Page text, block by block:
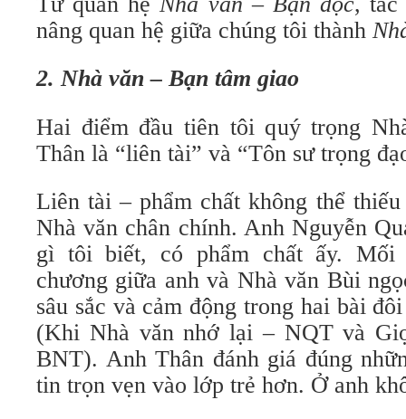
nâng quan hệ giữa chúng tôi thành
2. Nhà văn – Bạn tâm giao
Hai điểm đầu tiên tôi quý trọng
Thân là “liên tài” và “Tôn sư trọng
Liên tài – phẩm chất không thể
Nhà văn chân chính. Anh Nguyễn
gì tôi biết, có phẩm chất ấy. Mối
chương giữa anh và Nhà văn Bùi
sâu sắc và cảm động trong hai bài
(Khi Nhà văn nhớ lại – NQT và
BNT). Anh Thân đánh giá đúng
tin trọn vẹn vào lớp trẻ hơn. Ở anh